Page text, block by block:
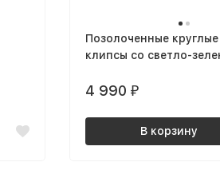
Позолоченные
клипсы со светло-
4 990 ₽
В корзину